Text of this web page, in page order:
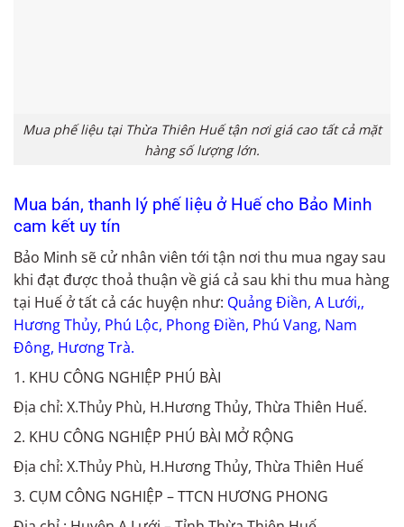
Mua phế liệu tại Thừa Thiên Huế tận nơi giá cao tất cả mặt
hàng số lượng lớn.
Mua bán, thanh lý phế liệu ở Huế cho Bảo Minh
cam kết uy tín
Bảo Minh sẽ cử nhân viên tới tận nơi thu mua ngay sau
khi đạt được thoả thuận về giá cả sau khi thu mua hàng
tại Huế ở tất cả các huyện như: Quảng Điền, A Lưới,,
Hương Thủy, Phú Lộc, Phong Điền, Phú Vang, Nam
Đông, Hương Trà.
1. KHU CÔNG NGHIỆP PHÚ BÀI
Địa chỉ: X.Thủy Phù, H.Hương Thủy, Thừa Thiên Huế.
2. KHU CÔNG NGHIỆP PHÚ BÀI MỞ RỘNG
Địa chỉ: X.Thủy Phù, H.Hương Thủy, Thừa Thiên Huế
3. CỤM CÔNG NGHIỆP – TTCN HƯƠNG PHONG